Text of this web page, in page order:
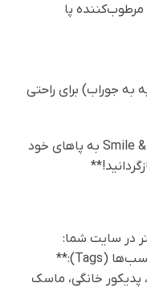
پا
جوراب) برای راحتی
**همین حالا با ماسک پای Smile & Sunlight به پاهای خود
در سایت شما:
* **کلمات کلیدی پیشنهادی برای برچسب‌ها (Tags):**
پدیکور خانگی، ماسک